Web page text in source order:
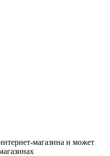
магазина и может